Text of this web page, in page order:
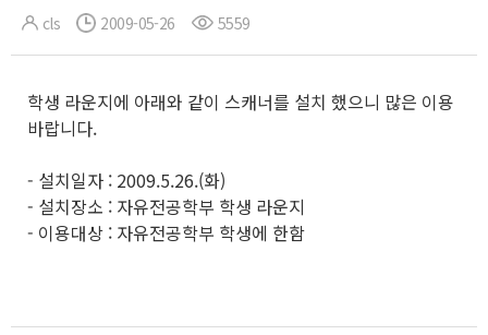
cls 2009-05-26 5559
학생 라운지에 아래와 같이 스캐너를 설치 했으니 많은 이용
바랍니다.
- 설치일자 : 2009.5.26.(화)
- 설치장소 : 자유전공학부 학생 라운지
- 이용대상 : 자유전공학부 학생에 한함